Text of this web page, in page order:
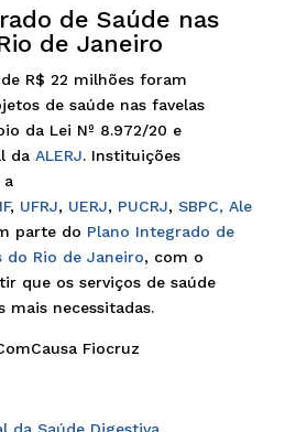
de Saúde nas
de Janeiro
de R$ 22 milhões foram
de saúde nas favelas
da Lei Nº 8.972/20 e
da ALERJ. Instituições
a
, UFRJ, UERJ, PUCRJ, SBPC, Ale
parte do Plano Integrado de
do Rio de Janeiro, com o
que os serviços de saúde
mais necessitadas.